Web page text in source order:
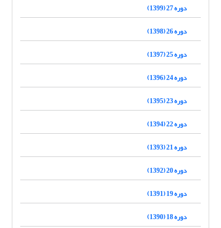
دوره 27 (1399)
دوره 26 (1398)
دوره 25 (1397)
دوره 24 (1396)
دوره 23 (1395)
دوره 22 (1394)
دوره 21 (1393)
دوره 20 (1392)
دوره 19 (1391)
دوره 18 (1390)